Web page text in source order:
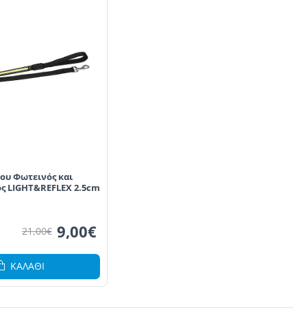
Φωτεινός και
LIGHT&REFLEX 2.5cm
9,00€
21,00€
ΚΑΛΆΘΙ